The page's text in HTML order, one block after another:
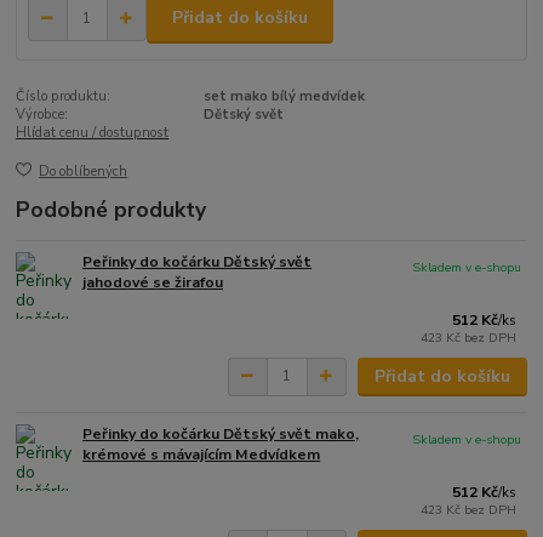
Přidat do košíku
Číslo produktu:
set mako bílý medvídek
Výrobce:
Dětský svět
Hlídat cenu / dostupnost
Do oblíbených
Podobné produkty
Peřinky do kočárku Dětský svět
jahodové se žirafou
512 Kč/ks
423 Kč bez DPH
Skladem v e-shopu
Přidat do košíku
Peřinky do kočárku Dětský svět mako,
krémové s mávajícím Medvídkem
512 Kč/ks
423 Kč bez DPH
Skladem v e-shopu